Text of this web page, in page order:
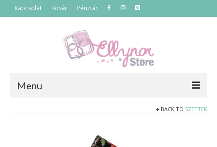
Kapcsolat Kosár Pénztár
Menu
BACK TO SZETTEK